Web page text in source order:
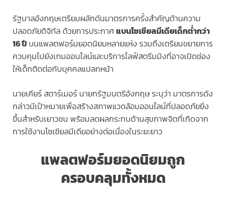
รัฐบาลอังกฤษเตรียมผลักดันมาตรการครั้งสำคัญด้านความ
ปลอดภัยดิจิทัล ด้วยการประกาศแบนโซเชียลมีเดียเด็กต่ำกว่า
16 ปี บนแพลตฟอร์มยอดนิยมหลายแห่ง รวมถึงเตรียมขยายการ
ควบคุมไปยังเกมออนไลน์และบริการไลฟ์สตรีมมิงที่อาจเปิดช่อง
ให้เด็กติดต่อกับบุคคลแปลกหน้า
นายเคียร์ สตาร์เมอร์ นายกรัฐมนตรีอังกฤษ ระบุว่า มาตรการดัง
กล่าวมีเป้าหมายเพื่อสร้างสภาพแวดล้อมออนไลน์ที่ปลอดภัยยิ่ง
ขึ้นสำหรับเยาวชน พร้อมลดผลกระทบด้านสุขภาพจิตที่เกิดจาก
การใช้งานโซเชียลมีเดียอย่างต่อเนื่องในระยะยาว
แพลตฟอร์มยอดนิยมถูก
ครอบคลุมทั้งหมด